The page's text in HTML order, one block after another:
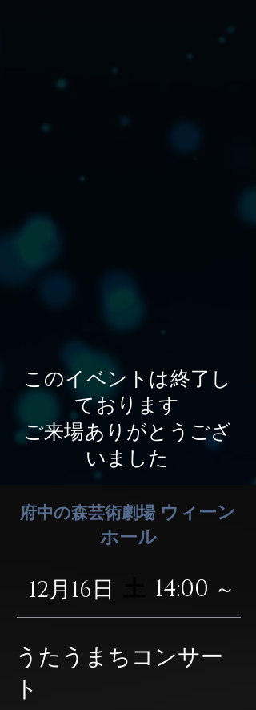
このイベントは終了し
ております
​ご来場ありがとうござ
いました
府中の森芸術劇場 ウィーン
ホール
12月16日 14:00 ～
うたうまちコンサー
ト